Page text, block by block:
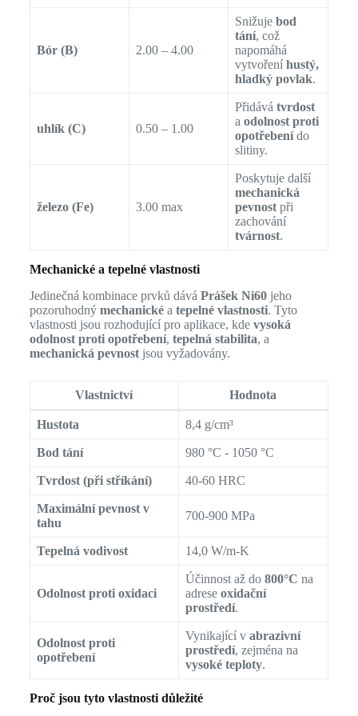
Bór (B) 2.00 – 4.00
Snižuje bod
tání, což
napomáhá
vytvoření hustý,
hladký povlak.
uhlík (C) 0.50 – 1.00
Přidává tvrdost
a odolnost proti
opotřebenído
slitiny.
železo (Fe) 3.00 max
Poskytuje další
mechanická
pevnostpři
zachování
tvárnost.
Mechanické a tepelné vlastnosti
Jedinečná kombinace prvků dává Prášek Ni60jeho
pozoruhodný mechanickéa tepelné vlastnosti. Tyto
vlastnosti jsou rozhodující pro aplikace, kde vysoká
odolnost proti opotřebení, tepelná stabilita, a
mechanická pevnostjsou vyžadovány.
Vlastnictví Hodnota
Hustota 8,4 g/cm³
Bod tání 980 °C - 1050 °C
Tvrdost (při stříkání) 40-60 HRC
Maximální pevnost v
tahu
700-900 MPa
Tepelná vodivost 14,0 W/m-K
Odolnost proti oxidaci
Účinnost až do 800°C na
adrese oxidační
prostředí.
Odolnost proti
opotřebení
Vynikající v abrazivní
prostředí, zejména na
vysoké teploty.
Proč jsou tyto vlastnosti důležité